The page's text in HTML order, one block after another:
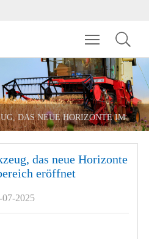
Toggle
DAS NEUE HORIZONTE IM
das neue Horizonte
eröffnet
07-2025